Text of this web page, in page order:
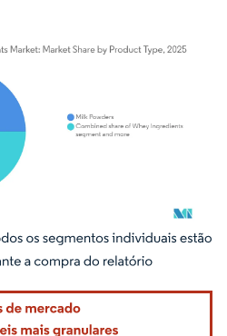
requer atribuição conforme CC BY 4.0.